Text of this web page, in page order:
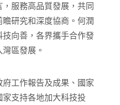
服務高品質發展，共同
研究和深度協商。何潤
向善，各界攜手合作發
區發展。
工作報告及成果、國家
支持各地加大科技投